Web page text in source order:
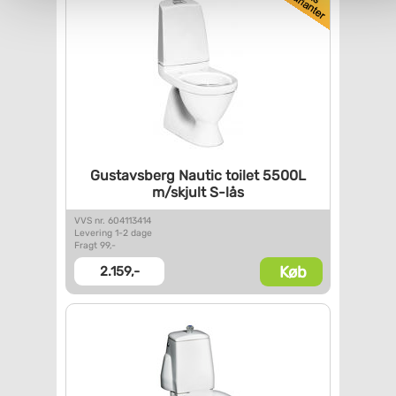
Gustavsberg Nautic toilet5500L
m/skjult S-lås
VVS nr. 604113414
Levering 1-2 dage
Fragt 99,-
2.159,- Køb